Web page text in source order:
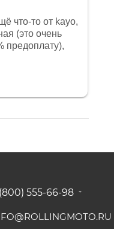
что-то от kayo,
(это очень
предоплату),
всё
555-66-98